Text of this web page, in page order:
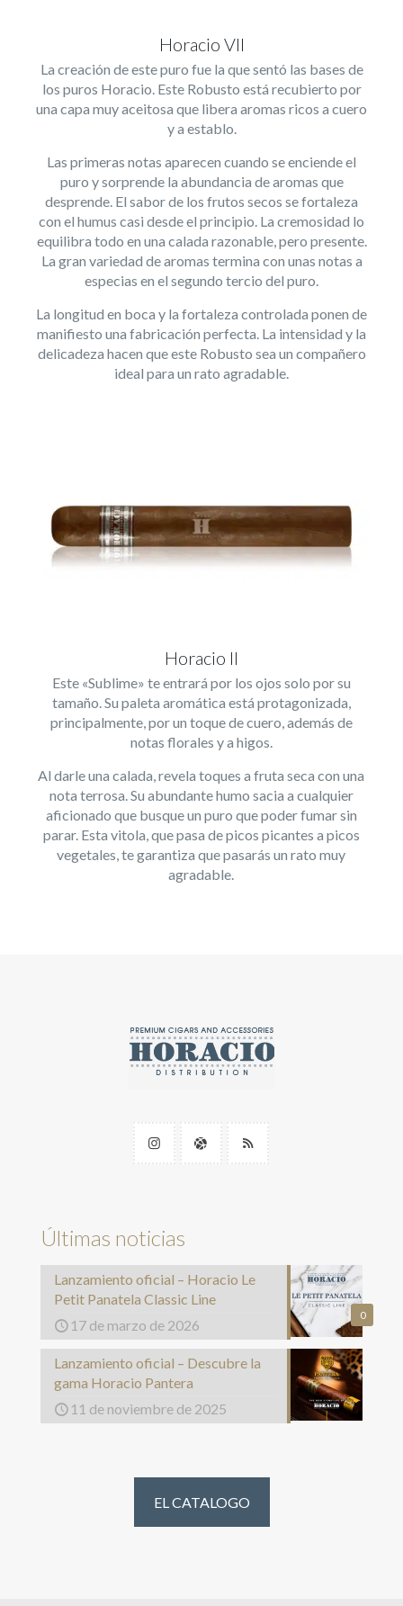
Horacio VII
La creación de este puro fue la que sentó las bases de
los puros Horacio. Este Robusto está recubierto por
una capa muy aceitosa que libera aromas ricos a cuero
y a establo.
Las primeras notas aparecen cuando se enciende el
puro y sorprende la abundancia de aromas que
desprende. El sabor de los frutos secos se fortaleza
con el humus casi desde el principio. La cremosidad lo
equilibra todo en una calada razonable, pero presente.
La gran variedad de aromas termina con unas notas a
especias en el segundo tercio del puro.
La longitud en boca y la fortaleza controlada ponen de
manifiesto una fabricación perfecta. La intensidad y la
delicadeza hacen que este Robusto sea un compañero
ideal para un rato agradable.
Horacio II
Este «Sublime» te entrará por los ojos solo por su
tamaño. Su paleta aromática está protagonizada,
principalmente, por un toque de cuero, además de
notas florales y a higos.
Al darle una calada, revela toques a fruta seca con una
nota terrosa. Su abundante humo sacia a cualquier
aficionado que busque un puro que poder fumar sin
parar. Esta vitola, que pasa de picos picantes a picos
vegetales, te garantiza que pasarás un rato muy
agradable.
Últimas noticias
0
Lanzamiento oficial – Horacio Le
Petit Panatela Classic Line
17 de marzo de 2026
Lanzamiento oficial – Descubre la
gama Horacio Pantera
11 de noviembre de 2025
EL CATALOGO